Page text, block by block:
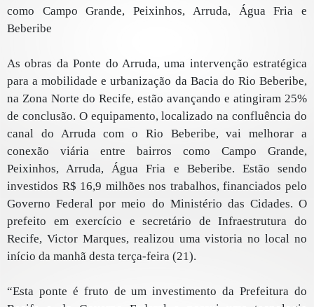
como Campo Grande, Peixinhos, Arruda, Água Fria e
Beberibe
As obras da Ponte do Arruda, uma intervenção estratégica
para a mobilidade e urbanização da Bacia do Rio Beberibe,
na Zona Norte do Recife, estão avançando e atingiram 25%
de conclusão. O equipamento, localizado na confluência do
canal do Arruda com o Rio Beberibe, vai melhorar a
conexão viária entre bairros como Campo Grande,
Peixinhos, Arruda, Água Fria e Beberibe. Estão sendo
investidos R$ 16,9 milhões nos trabalhos, financiados pelo
Governo Federal por meio do Ministério das Cidades. O
prefeito em exercício e secretário de Infraestrutura do
Recife, Victor Marques, realizou uma vistoria no local no
início da manhã desta terça-feira (21).
“Esta ponte é fruto de um investimento da Prefeitura do